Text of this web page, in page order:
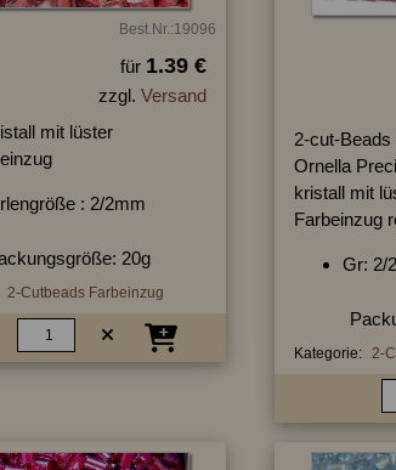
Best.Nr.:19096
für 1.39 €
zzgl. Versand
mit lüster
: 2/2mm
20g
2-Cutbeads Farbeinzug
2-cut-
Ornella
kristall mit
Farbeinzug
Gr: 2/
Kategorie: 2-